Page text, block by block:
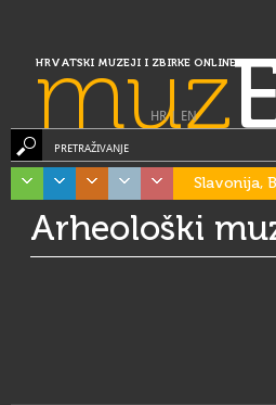
HRVATSKI MUZEJI I ZBIRKE ONLINE
muz
HR| EN
PRETRAŽIVANJE
Slavonija,
Arheološki